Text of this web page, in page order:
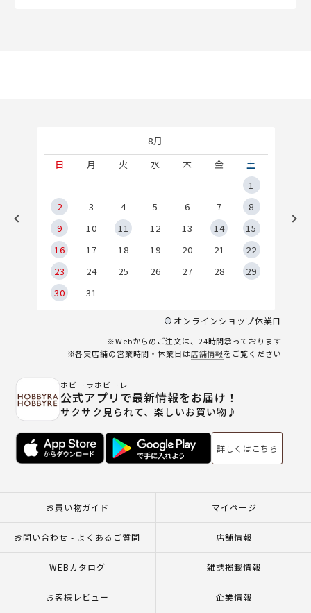
8月
日
月 火 水 木 金
土
1
2
3 4 5 6 7
8
9
10 11 12 13 14
15
16
17 18 19 20 21
22
23
24 25 26 27 28
29
30
31
オンラインショップ休業日
※Webからのご注文は、24時間承っております
※各実店舗の営業時間・休業日は店舗情報をご覧ください
ホビーラホビーレ
公式アプリで最新情報をお届け！
サクサク見られて、楽しいお買い物♪
詳しくはこちら
お買い物ガイド マイページ
お問い合わせ - よくあるご質問 店舗情報
WEBカタログ 雑誌掲載情報
お客様レビュー 企業情報